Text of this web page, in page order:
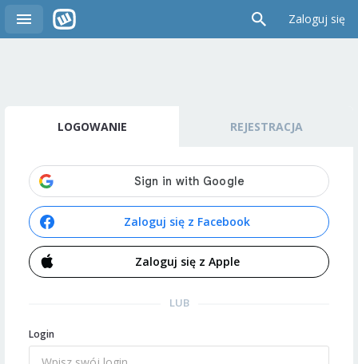
Zaloguj się
LOGOWANIE REJESTRACJA
Zaloguj się z Facebook
Zaloguj się z Apple
LUB
Login